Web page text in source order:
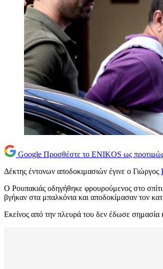
Google Προσθέστε το ENIKOS ως
Δέκτης έντονων αποδοκιμασιών έγινε ο Γιώργος
Ο Ρουπακιάς οδηγήθηκε φρουρούμενος στο σπίτι
βγήκαν στα μπαλκόνια και αποδοκίμασαν τον
Εκείνος από την πλευρά του δεν έδωσε σημασία